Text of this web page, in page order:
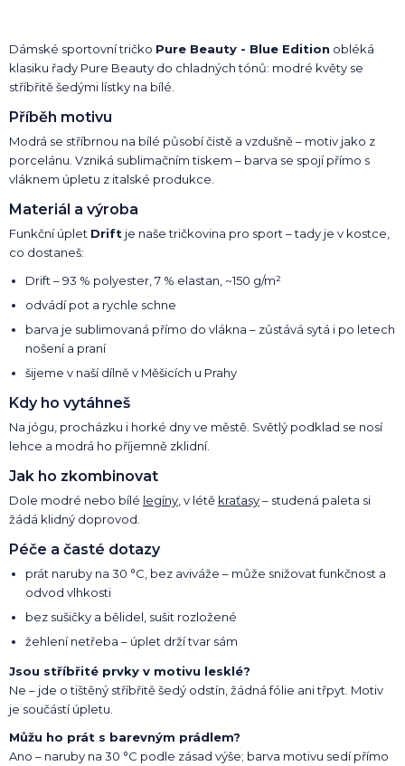
Dámské sportovní tričko Pure Beauty - Blue Edition obléká
klasiku řady Pure Beauty do chladných tónů: modré květy se
stříbřitě šedými lístky na bílé.
Příběh motivu
Modrá se stříbrnou na bílé působí čistě a vzdušně – motiv jako z
porcelánu. Vzniká sublimačním tiskem – barva se spojí přímo s
vláknem úpletu z italské produkce.
Materiál a výroba
Funkční úplet Drift je naše tričkovina pro sport – tady je v kostce,
co dostaneš:
Drift – 93 % polyester, 7 % elastan, ~150 g/m²
odvádí pot a rychle schne
barva je sublimovaná přímo do vlákna – zůstává sytá i po letech
nošení a praní
šijeme v naší dílně v Měšicích u Prahy
Kdy ho vytáhneš
Na jógu, procházku i horké dny ve městě. Světlý podklad se nosí
lehce a modrá ho příjemně zklidní.
Jak ho zkombinovat
Dole modré nebo bílé legíny , v létě kraťasy– studená paleta si
žádá klidný doprovod.
Péče a časté dotazy
prát naruby na 30 °C, bez aviváže – může snižovat funkčnost a
odvod vlhkosti
bez sušičky a bělidel, sušit rozložené
žehlení netřeba – úplet drží tvar sám
Jsou stříbřité prvky v motivu lesklé?
Ne – jde o tištěný stříbřitě šedý odstín, žádná fólie ani třpyt. Motiv
je součástí úpletu.
Můžu ho prát s barevným prádlem?
Ano – naruby na 30 °C podle zásad výše; barva motivu sedí přímo